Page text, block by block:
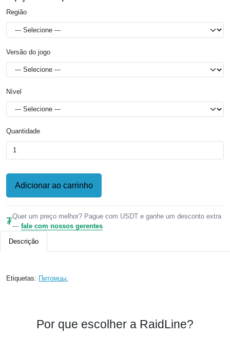
Região
Versão do jogo
Nível
Quantidade
Adicionar ao carrinho
₮Quer um preço melhor? Pague com USDT e ganhe um desconto extra
— fale com nossos gerentes
Descrição
Etiquetas: Питомцы,
Por que escolher a RaidLine?